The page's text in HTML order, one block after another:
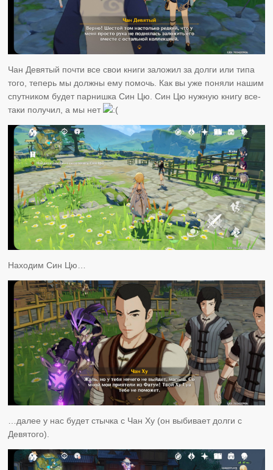
Чан Девятый почти все свои книги заложил за долги или типа
того, теперь мы должны ему помочь. Как вы уже поняли нашим
спутником будет парнишка Син Цю. Син Цю нужную книгу все-
таки получил, а мы нет
Находим Син Цю…
…далее у нас будет стычка с Чан Ху (он выбивает долги с
Девятого).